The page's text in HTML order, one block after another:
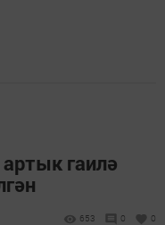
гаилә
653 0 0